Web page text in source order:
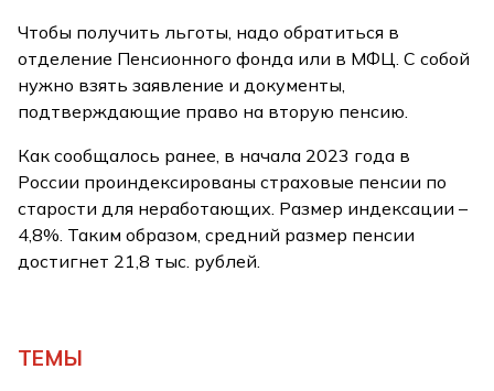
Чтобы получить льготы, надо обратиться в
отделение Пенсионного фонда или в МФЦ. С собой
нужно взять заявление и документы,
подтверждающие право на вторую пенсию.
Как сообщалось ранее, в начала 2023 года в
России проиндексированы страховые пенсии по
старости для неработающих. Размер индексации –
4,8%. Таким образом, средний размер пенсии
достигнет 21,8 тыс. рублей.
ТЕМЫ